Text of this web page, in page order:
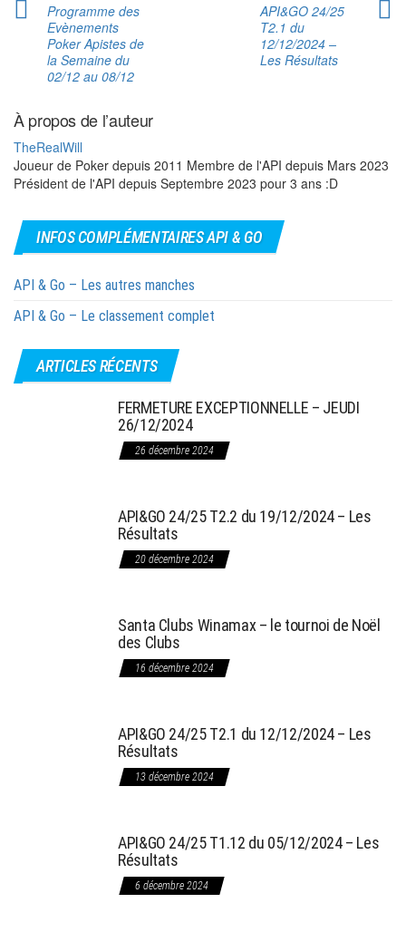
Programme des
Evènements
Poker Apistes de
la Semaine du
02/12 au 08/12
API&GO 24/25
T2.1 du
12/12/2024 –
Les Résultats
À propos de l’auteur
TheRealWill
Joueur de Poker depuis 2011 Membre de l'API depuis Mars 2023
Président de l'API depuis Septembre 2023 pour 3 ans :D
INFOS COMPLÉMENTAIRES API & GO
API & Go – Les autres manches
API & Go – Le classement complet
ARTICLES RÉCENTS
FERMETURE EXCEPTIONNELLE – JEUDI
26/12/2024
26 décembre 2024
API&GO 24/25 T2.2 du 19/12/2024 – Les
Résultats
20 décembre 2024
Santa Clubs Winamax – le tournoi de Noël
des Clubs
16 décembre 2024
API&GO 24/25 T2.1 du 12/12/2024 – Les
Résultats
13 décembre 2024
API&GO 24/25 T1.12 du 05/12/2024 – Les
Résultats
6 décembre 2024